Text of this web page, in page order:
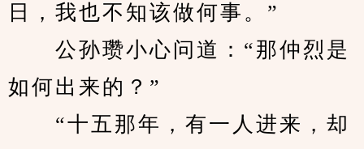
日，我也不知该做何事。”
公孙瓒小心问道：“那仲烈是
如何出来的？”
“十五那年，有一人进来，却